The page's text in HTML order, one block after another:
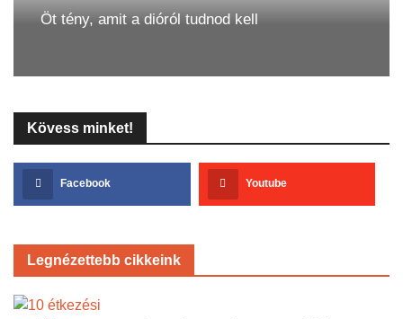
Öt tény, amit a dióról tudnod kell
Kövess minket!
Facebook Youtube
Legnézettebb cikkeink